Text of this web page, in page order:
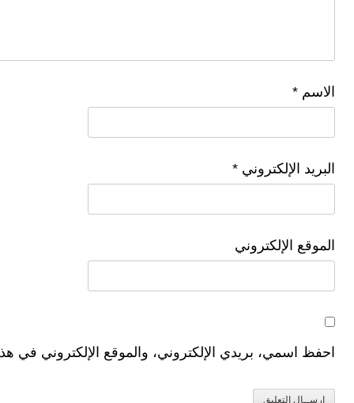
الاسم *
البريد الإلكتروني *
الموقع الإلكتروني
احفظ اسمي، بريدي الإلكتروني، والموقع الإلكتروني في